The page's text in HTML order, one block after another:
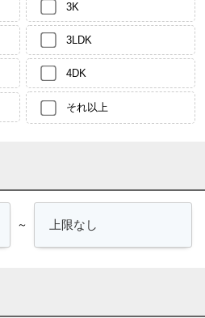
3K
3LDK
4DK
それ以上
～